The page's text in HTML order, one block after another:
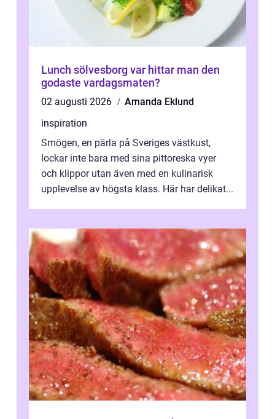
Lunch sölvesborg var hittar man den
godaste vardagsmaten?
02 augusti 2026
Amanda Eklund
inspiration
Smögen, en pärla på Sveriges västkust,
lockar inte bara med sina pittoreska vyer
och klippor utan även med en kulinarisk
upplevelse av högsta klass. Här har delikat...